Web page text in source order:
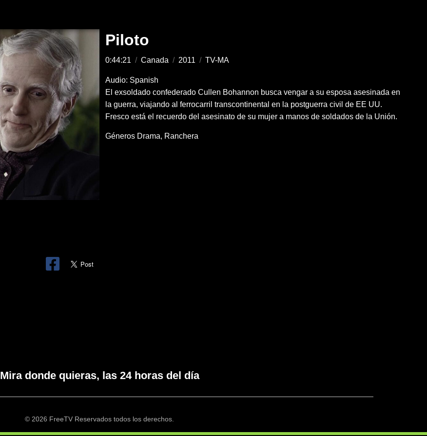
Piloto
0:44:21 / Canada / 2011 / TV-MA
Audio: Spanish
El exsoldado confederado Cullen Bohannon busca vengar a su esposa asesinada en
la guerra, viajando al ferrocarril transcontinental en la postguerra civil de EE UU.
Fresco está el recuerdo del asesinato de su mujer a manos de soldados de la Unión.
Géneros Drama Ranchera
Mira donde quieras, las 24 horas del día
© 2026 FreeTV Reservados todos los derechos.